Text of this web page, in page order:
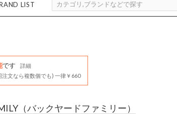
LIST
です
詳細
文なら複数個でも) 一律￥660
（バックヤードファミリー）